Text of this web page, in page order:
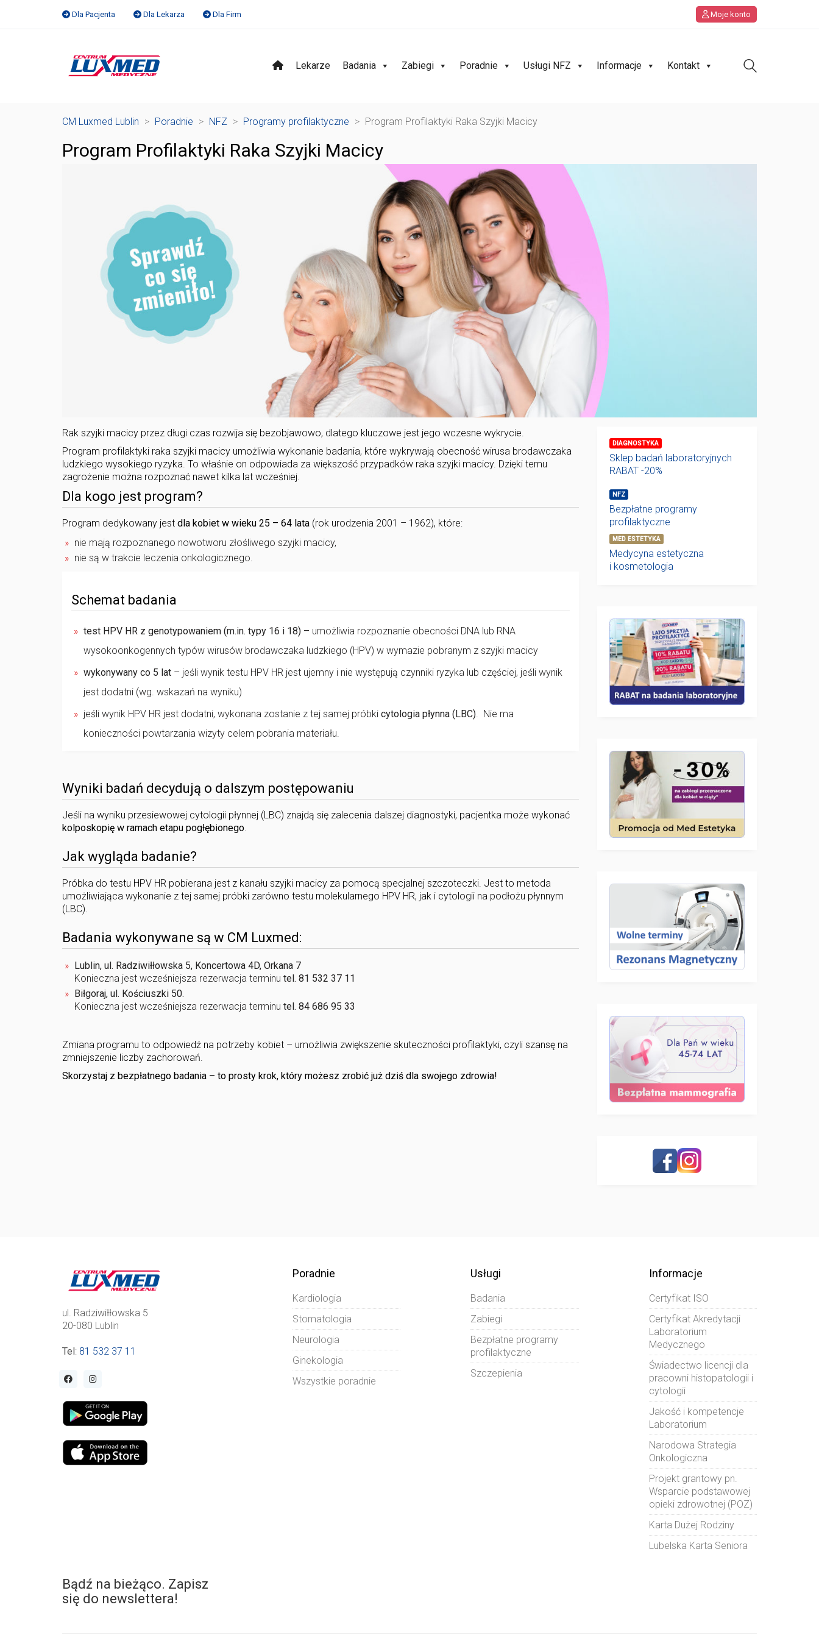
Dla Pacjenta Dla Lekarza Dla Firm Moje konto
Lekarze Badania Zabiegi Poradnie Usługi NFZ Informacje Kontakt
CM Luxmed Lublin > Poradnie > NFZ > Programy profilaktyczne > Program Profilaktyki Raka Szyjki Macicy
Program Profilaktyki Raka Szyjki Macicy
Rak szyjki macicy przez długi czas rozwija się bezobjawowo, dlatego kluczowe jest jego wczesne wykrycie.
Program profilaktyki raka szyjki macicy umożliwia wykonanie badania, które wykrywają obecność wirusa brodawczaka
ludzkiego wysokiego ryzyka. To właśnie on odpowiada za większość przypadków raka szyjki macicy. Dzięki temu
zagrożenie można rozpoznać nawet kilka lat wcześniej.
Dla kogo jest program?
Program dedykowany jest dla kobiet w wieku 25 – 64 lata (rok urodzenia 2001 – 1962), które:
nie mają rozpoznanego nowotworu złośliwego szyjki macicy,
nie są w trakcie leczenia onkologicznego.
Schemat badania
test HPV HR z genotypowaniem (m.in. typy 16 i 18) – umożliwia rozpoznanie obecności DNA lub RNA
wysokoonkogennych typów wirusów brodawczaka ludzkiego (HPV) w wymazie pobranym z szyjki macicy
wykonywany co 5 lat – jeśli wynik testu HPV HR jest ujemny i nie występują czynniki ryzyka lub częściej, jeśli wynik
jest dodatni (wg. wskazań na wyniku)
jeśli wynik HPV HR jest dodatni, wykonana zostanie z tej samej próbki cytologia płynna (LBC). Nie ma
konieczności powtarzania wizyty celem pobrania materiału.
Wyniki badań decydują o dalszym postępowaniu
Jeśli na wyniku przesiewowej cytologii płynnej (LBC) znajdą się zalecenia dalszej diagnostyki, pacjentka może wykonać
kolposkopię w ramach etapu pogłębionego.
Jak wygląda badanie?
Próbka do testu HPV HR pobierana jest z kanału szyjki macicy za pomocą specjalnej szczoteczki. Jest to metoda
umożliwiająca wykonanie z tej samej próbki zarówno testu molekularnego HPV HR, jak i cytologii na podłożu płynnym
(LBC).
Badania wykonywane są w CM Luxmed:
Lublin, ul. Radziwiłłowska 5, Koncertowa 4D, Orkana 7
Konieczna jest wcześniejsza rezerwacja terminu tel. 81 532 37 11
Biłgoraj, ul. Kościuszki 50.
Konieczna jest wcześniejsza rezerwacja terminu tel. 84 686 95 33
Zmiana programu to odpowiedź na potrzeby kobiet – umożliwia zwiększenie skuteczności profilaktyki, czyli szansę na
zmniejszenie liczby zachorowań.
Skorzystaj z bezpłatnego badania – to prosty krok, który możesz zrobić już dziś dla swojego zdrowia!
DIAGNOSTYKA
Sklep badań laboratoryjnych
RABAT -20%
NFZ
Bezpłatne programy
profilaktyczne
MED ESTETYKA
Medycyna estetyczna
i kosmetologia
ul. Radziwiłłowska 5
20-080 Lublin
Tel : 81 532 37 11
Poradnie
Kardiologia
Stomatologia
Neurologia
Ginekologia
Wszystkie poradnie
Usługi
Badania
Zabiegi
Bezpłatne programy
profilaktyczne
Szczepienia
Informacje
Certyfikat ISO
Certyfikat Akredytacji
Laboratorium
Medycznego
Świadectwo licencji dla
pracowni histopatologii i
cytologii
Jakość i kompetencje
Laboratorium
Narodowa Strategia
Onkologiczna
Projekt grantowy pn.
Wsparcie podstawowej
opieki zdrowotnej (POZ)
Karta Dużej Rodziny
Lubelska Karta Seniora
Bądź na bieżąco. Zapisz
się do newslettera!